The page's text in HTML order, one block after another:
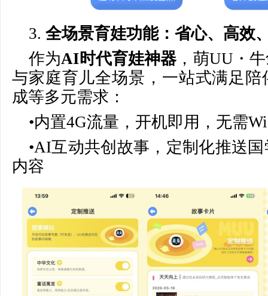
3. 全场景育娃功能：省心、高效
作为AI时代育娃神器，萌UU・
与家庭育儿全场景，一站式满足陪
成等多元需求：
•内置4G流量，开机即用，无需
•AI互动共创故事，定制化推送
内容